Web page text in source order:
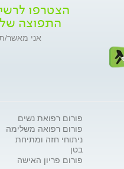
הצטרפו
התפוצה
אני מאשר/
פורום רפואת נשים
פורום רפואה משלימה
ניתוחי חזה ומתיחת
בטן
פורום פריון האישה